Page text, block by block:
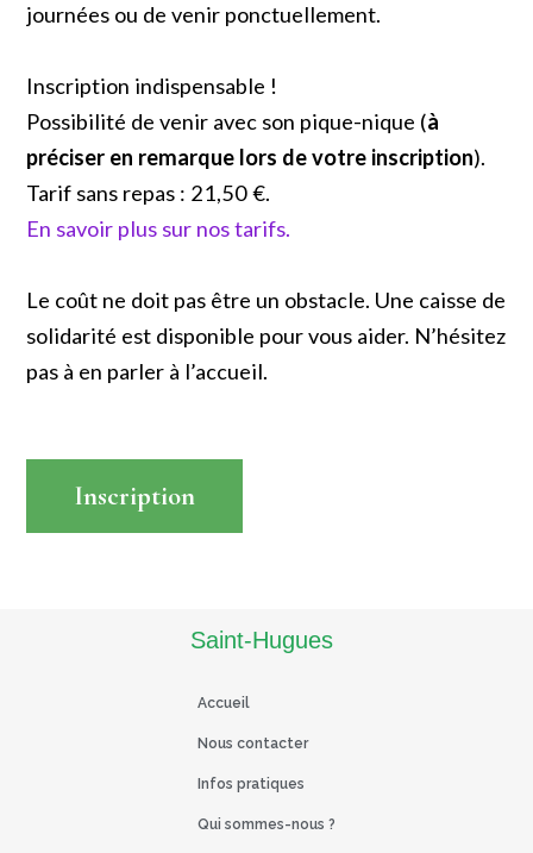
journées ou de venir ponctuellement.
Inscription indispensable !
Possibilité de venir avec son pique-nique (à
préciser en remarque lors de votre inscription).
Tarif sans repas : 21,50 €.
En savoir plus sur nos tarifs.
Le coût ne doit pas être un obstacle. Une caisse de
solidarité est disponible pour vous aider. N’hésitez
pas à en parler à l’accueil.
Inscription
Saint-Hugues
Accueil
Nous contacter
Infos pratiques
Qui sommes-nous ?